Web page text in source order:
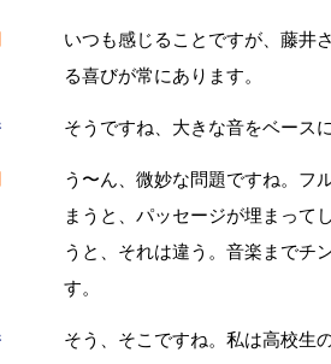
いつも感じることですが、藤井
る喜びが常にあります。
そうですね、大きな音をベース
う〜ん、微妙な問題ですね。フ
まうと、パッセージが埋まって
うと、それは違う。音楽までチ
す。
そう、そこですね。私は高校生